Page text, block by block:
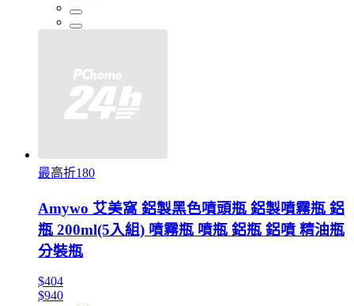
最高折180
Amywo 艾美窩 鋁製黑色噴頭瓶 鋁製噴霧瓶 鋁
瓶 200ml(5入組) 噴霧瓶 噴瓶 鋁瓶 鋁噴 精油瓶
分裝瓶
$404
$940